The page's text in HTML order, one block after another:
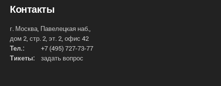
Контакты
г. Москва, Павелецкая наб.,
дом 2, стр. 2, эт. 2, офис 42
Тел.:
+7 (495) 727-73-77
Тикеты:
задать вопрос